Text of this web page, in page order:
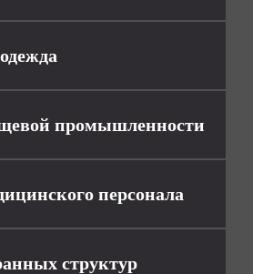
промышленности
персонала
структур